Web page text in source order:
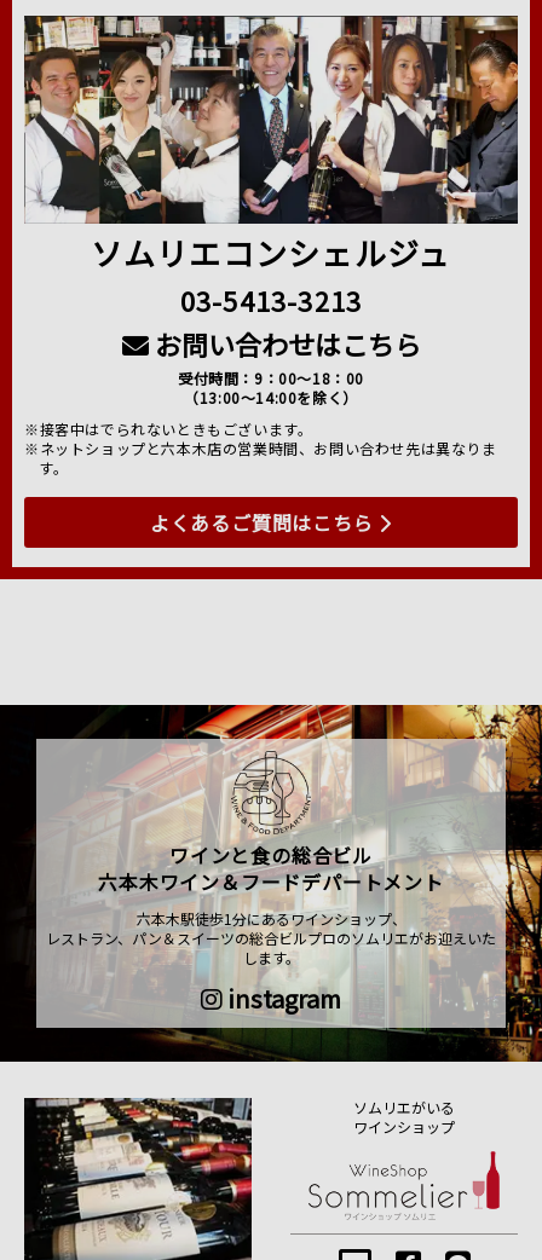
ソムリエコンシェルジュ
03-5413-3213
お問い合わせはこちら
受付時間：9：00～18：00
（13:00～14:00を除く）
※接客中はでられないときもございます。
※ネットショップと六本木店の営業時間、お問い合わせ先は異なりま
す。
よくあるご質問はこちら
ワインと食の総合ビル
六本木ワイン＆フードデパートメント
六本木駅徒歩1分にあるワインショップ、
レストラン、パン＆スイーツの総合ビルプロのソムリエがお迎えいた
します。
instagram
ソムリエがいる
ワインショップ